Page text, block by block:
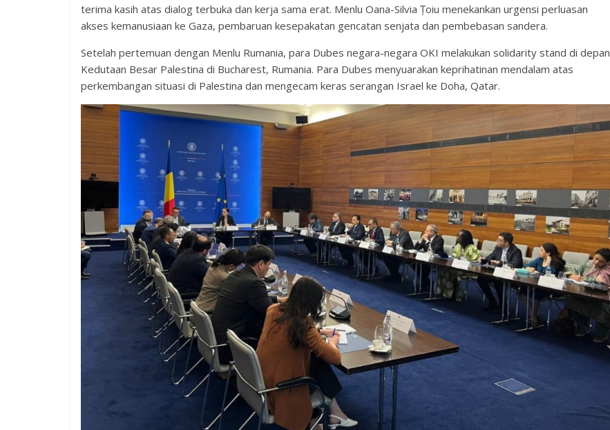
terima kasih atas dialog terbuka dan kerja sama erat. Menlu Oana-Silvia Țoiu menekankan urgensi perluasan
akses kemanusiaan ke Gaza, pembaruan kesepakatan gencatan senjata dan pembebasan sandera.
Setelah pertemuan dengan Menlu Rumania, para Dubes negara-negara OKI melakukan solidarity stand di depan
Kedutaan Besar Palestina di Bucharest, Rumania. Para Dubes menyuarakan keprihatinan mendalam atas
perkembangan situasi di Palestina dan mengecam keras serangan Israel ke Doha, Qatar.